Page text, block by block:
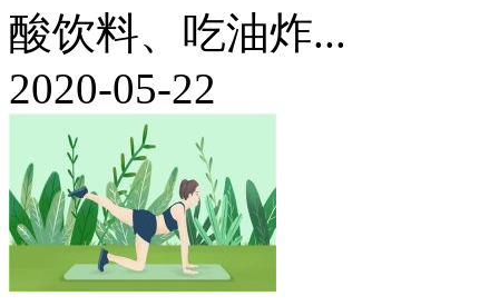
酸饮料、吃油炸...
2020-05-22